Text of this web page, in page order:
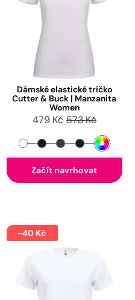
Dámské elastické tričko
Cutter & Buck | Manzanita
Women
479 Kč 573 Kč
Začít navrhovat
-40 Kč